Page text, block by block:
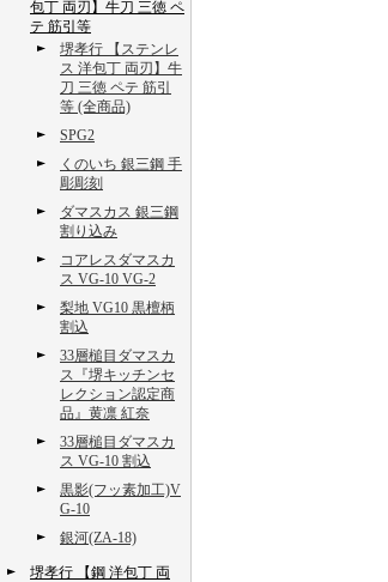
包丁 両刃】牛刀 三徳 ペ
テ 筋引等
堺孝行 【ステンレ
ス 洋包丁 両刃】牛
刀 三徳 ペテ 筋引
等 (全商品)
SPG2
くのいち 銀三鋼 手
彫彫刻
ダマスカス 銀三鋼
割り込み
コアレスダマスカ
ス VG-10 VG-2
梨地 VG10 黒檀柄
割込
33層槌目ダマスカ
ス『堺キッチンセ
レクション認定商
品』黄凛 紅奈
33層槌目ダマスカ
ス VG-10 割込
黒影(フッ素加工)V
G-10
銀河(ZA-18)
堺孝行 【鋼 洋包丁 両